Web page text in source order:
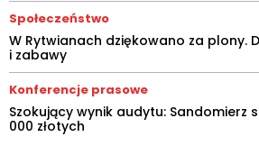
Społeczeństwo
W Rytwianach dziękowano za plony.
i zabawy
Konferencje prasowe
Szokujący wynik audytu: Sandomierz
000 złotych